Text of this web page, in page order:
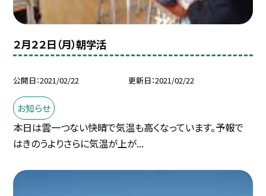
２月２２日（月）朝学活
公開日 2021/02/22 更新日 2021/02/22
お知らせ
本日は雲一つない快晴で気温も高くなっています。予報で
はきのうよりさらに気温が上が...